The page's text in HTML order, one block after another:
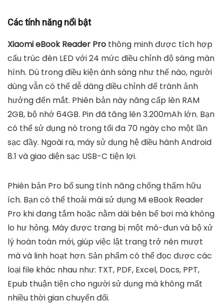
Các tính năng nổi bật
Xiaomi eBook Reader Pro thông minh được tích hợp
cấu trúc đèn LED với 24 mức điều chỉnh độ sáng màn
hình. Dù trong điều kiện ánh sáng như thế nào, người
dùng vẫn có thể dễ dàng điều chỉnh để tránh ảnh
hưởng đến mắt. Phiên bản này nâng cấp lên RAM
2GB, bộ nhớ 64GB. Pin đã tăng lên 3.200mAh lớn. Bạn
có thể sử dụng nó trong tối đa 70 ngày cho một lần
sạc đầy. Ngoài ra, máy sử dụng hệ điều hành Android
8.1 và giao diện sạc USB-C tiện lợi.
Phiên bản Pro bổ sung tính năng chống thấm hữu
ích. Bạn có thể thoải mái sử dụng Mi eBook Reader
Pro khi đang tắm hoặc nằm dài bên bể bơi mà không
lo hư hỏng. Máy được trang bị một mô-đun và bộ xử
lý hoàn toàn mới, giúp việc lật trang trở nên mượt
mà và linh hoạt hơn. Sản phẩm có thể đọc được các
loại file khác nhau như: TXT, PDF, Excel, Docs, PPT,
Epub thuận tiện cho người sử dụng mà không mất
nhiều thời gian chuyển đổi.